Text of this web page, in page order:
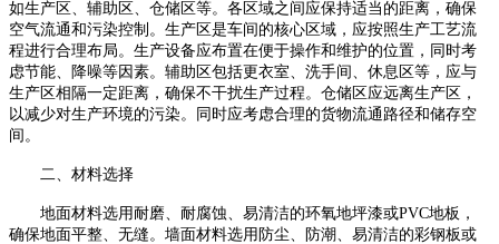
如生产区、辅助区、仓储区等。各区域之间应保持适当的距离，确保
空气流通和污染控制。生产区是车间的核心区域，应按照生产工艺流
程进行合理布局。生产设备应布置在便于操作和维护的位置，同时考
虑节能、降噪等因素。辅助区包括更衣室、洗手间、休息区等，应与
生产区相隔一定距离，确保不干扰生产过程。仓储区应远离生产区，
以减少对生产环境的污染。同时应考虑合理的货物流通路径和储存空
间。
二、材料选择
地面材料选用耐磨、耐腐蚀、易清洁的环氧地坪漆或PVC地板，
确保地面平整、无缝。墙面材料选用防尘、防潮、易清洁的彩钢板或